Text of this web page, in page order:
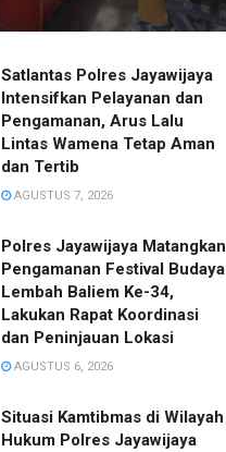
Satlantas Polres Jayawijaya
Intensifkan Pelayanan dan
Pengamanan, Arus Lalu
Lintas Wamena Tetap Aman
dan Tertib
AGUSTUS 7, 2026
Polres Jayawijaya Matangkan
Pengamanan Festival Budaya
Lembah Baliem Ke-34,
Lakukan Rapat Koordinasi
dan Peninjauan Lokasi
AGUSTUS 6, 2026
Situasi Kamtibmas di Wilayah
Hukum Polres Jayawijaya